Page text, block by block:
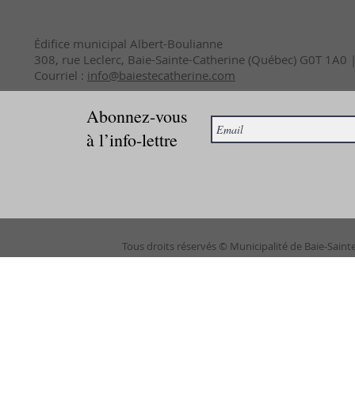
Édifice municipal Albert-Boulianne
308, rue Leclerc, Baie-Sainte-Catherine (Québec) G0T
Courriel : info@baiestecatherine.com
Abonnez-vous
à l’info-lettre
Tous droits réservés © Municipalité de Baie-